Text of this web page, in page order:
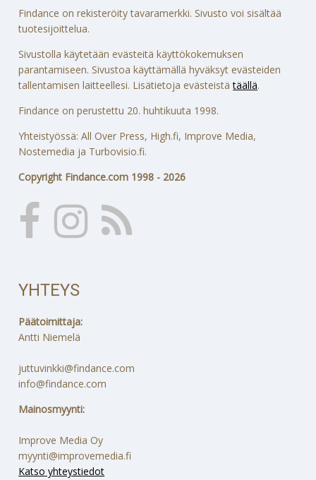
Findance on rekisteröity tavaramerkki. Sivusto voi sisältää
tuotesijoittelua.
Sivustolla käytetään evästeitä käyttökokemuksen
parantamiseen. Sivustoa käyttämällä hyväksyt evästeiden
tallentamisen laitteellesi. Lisätietoja evästeistätäällä.
Findance on perustettu 20. huhtikuuta 1998.
Yhteistyössä: All Over Press, High.fi, Improve Media,
Nostemedia ja Turbovisio.fi.
Copyright Findance.com 1998 - 2026
YHTEYS
Päätoimittaja:
Antti Niemelä
juttuvinkki@findance.com
info@findance.com
Mainosmyynti:
Improve Media Oy
myynti@improvemedia.fi
Katso yhteystiedot